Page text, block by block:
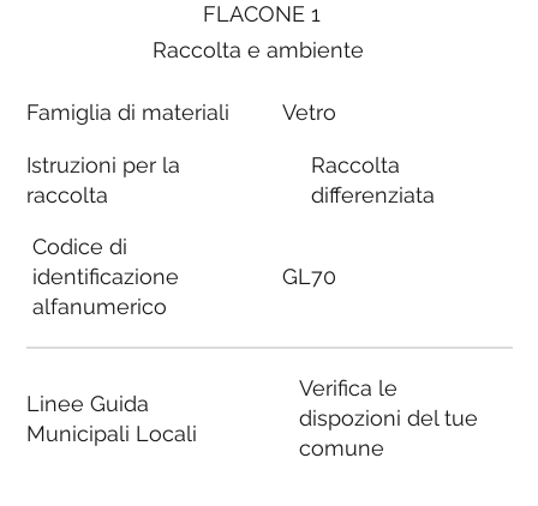
FLACONE 1
Raccolta e ambiente
Famiglia di materiali
Istruzioni per la
raccolta
Codice di
identificazione
alfanumerico
Linee Guida
Municipali Locali
Vetro
Raccolta
differenziata
GL70
Verifica le
dispozioni del tue
comune